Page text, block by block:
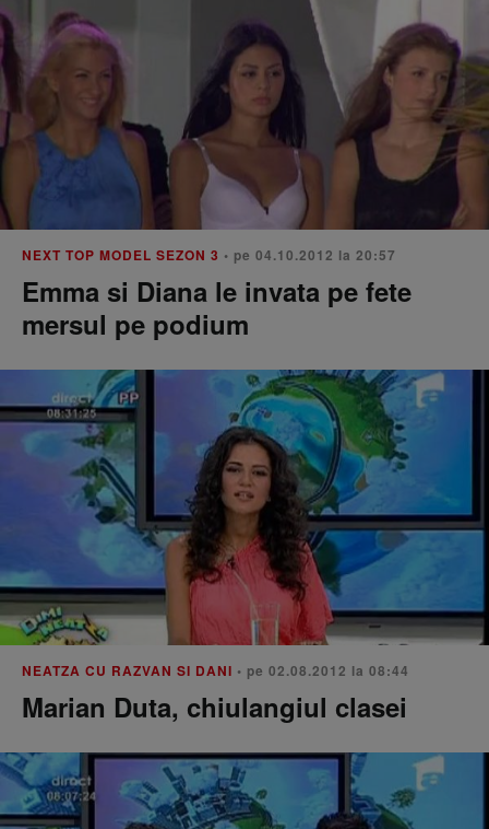
NEXT TOP MODEL SEZON 3 • pe 04.10.2012 la 20:57
Emma si Diana le invata pe fete
mersul pe podium
NEATZA CU RAZVAN SI DANI • pe 02.08.2012 la 08:44
Marian Duta, chiulangiul clasei